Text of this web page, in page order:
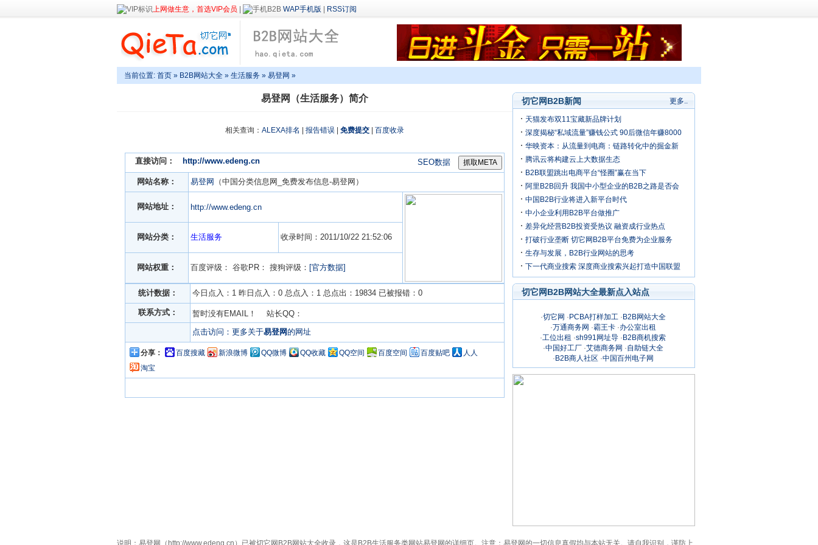
上网做生意，首选VIP会员 WAP手机版 RSS订阅
当前位置: 首页 » B2B网站大全 » 生活服务 » 易登网 »
易登网（生活服务）简介
相关查询： ALEXA排名 报告错误 免费提交 百度收录
直接访问： http://www.edeng.cn SEO数据
网站名称： 易登网 （中国分类信息网_免费发布信息-易登网）
网站地址： http://www.edeng.cn
网站分类： 生活服务 收录时间：2011/10/22 21:52:06
网站权重： 百度评级： 谷歌PR： 搜狗评级： [官方数据]
统计数据： 今日点入：1 昨日点入：0 总点入：1 总点出：19834 已被报错：0
联系方式：
暂时没有EMAIL！ 站长QQ：
点击访问：更多关于易登网的网址
分享： 百度搜藏 新浪微博 QQ微博 QQ收藏 QQ空间 百度空间 百度贴吧
人人
淘宝
更多..
切它网B2B新闻
天猫发布双11宝藏新品牌计划
深度揭秘“私域流量”赚钱公式 90后微信年赚8000
万
华映资本：从流量到电商：链路转化中的掘金新
机
腾讯云将构建云上大数据生态
B2B联盟跳出电商平台“怪圈”赢在当下
阿里B2B回升 我国中小型企业的B2B之路是否会
迎来春天？
中国B2B行业将进入新平台时代
中小企业利用B2B平台做推广
差异化经营B2B投资受热议 融资成行业热点
打破行业垄断 切它网B2B平台免费为企业服务
生存与发展，B2B行业网站的思考
下一代商业搜索 深度商业搜索兴起打造中国联盟
切它网B2B网站大全最新点入站点
·切它网 · PCBA打样加工· B2B网站大全
·万通商务网 ·霸王卡·办公室出租
·工位出租 ·sh991网址导 · B2B商机搜索
·中国好工厂·艾德商务网 ·自助链大全
· B2B商人社区 ·中国百州电子网